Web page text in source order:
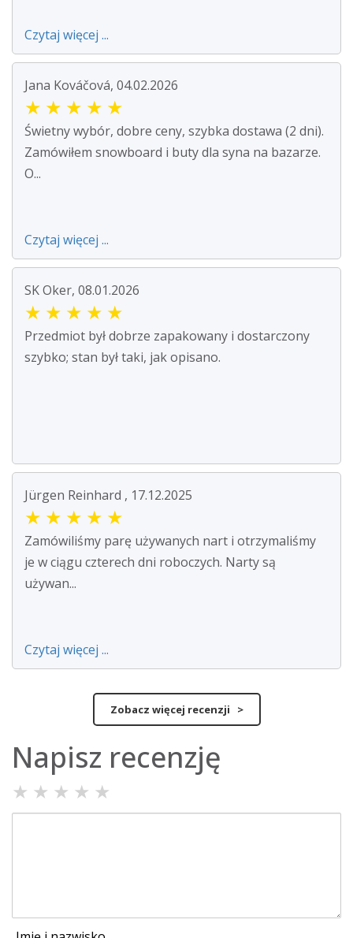
Czytaj więcej ...
Jana Kováčová, 04.02.2026
★ ★ ★ ★ ★
Świetny wybór, dobre ceny, szybka dostawa (2 dni).
Zamówiłem snowboard i buty dla syna na bazarze.
O...
Czytaj więcej ...
SK Oker, 08.01.2026
★ ★ ★ ★ ★
Przedmiot był dobrze zapakowany i dostarczony
szybko; stan był taki, jak opisano.
Jürgen Reinhard , 17.12.2025
★ ★ ★ ★ ★
Zamówiliśmy parę używanych nart i otrzymaliśmy
je w ciągu czterech dni roboczych. Narty są
używan...
Czytaj więcej ...
Zobacz więcej recenzji >
Napisz recenzję
★ ★ ★ ★ ★